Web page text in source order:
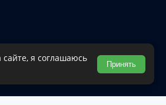
округа.
я соглашаюсь
Принять